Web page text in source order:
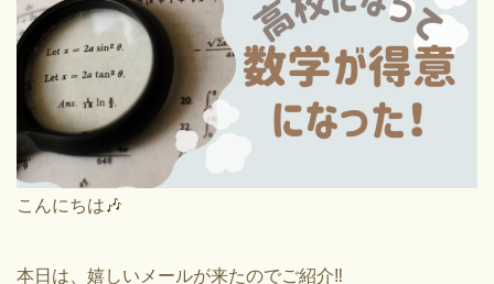
こんにちは🎶
本日は、嬉しいメールが来たのでご紹介‼️